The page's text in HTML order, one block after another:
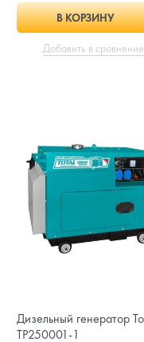
В КОРЗИНУ
Добавить в сравнение
Дизельный генератор
TP250001-1